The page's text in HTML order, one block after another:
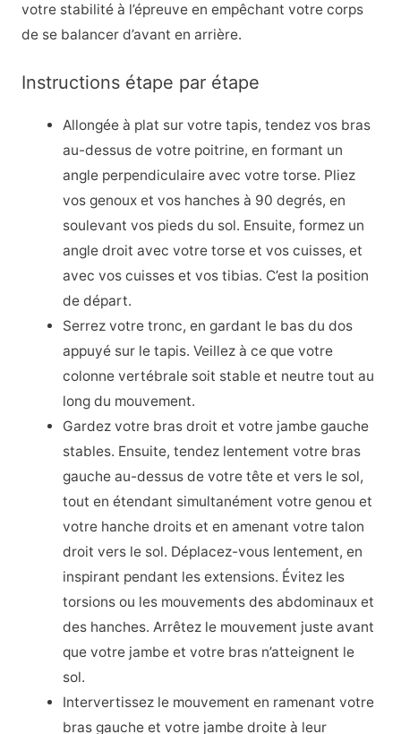
votre stabilité à l’épreuve en empêchant votre corps
de se balancer d’avant en arrière.
Instructions étape par étape
Allongée à plat sur votre tapis, tendez vos bras
au-dessus de votre poitrine, en formant un
angle perpendiculaire avec votre torse. Pliez
vos genoux et vos hanches à 90 degrés, en
soulevant vos pieds du sol. Ensuite, formez un
angle droit avec votre torse et vos cuisses, et
avec vos cuisses et vos tibias. C’est la position
de départ.
Serrez votre tronc, en gardant le bas du dos
appuyé sur le tapis. Veillez à ce que votre
colonne vertébrale soit stable et neutre tout au
long du mouvement.
Gardez votre bras droit et votre jambe gauche
stables. Ensuite, tendez lentement votre bras
gauche au-dessus de votre tête et vers le sol,
tout en étendant simultanément votre genou et
votre hanche droits et en amenant votre talon
droit vers le sol. Déplacez-vous lentement, en
inspirant pendant les extensions. Évitez les
torsions ou les mouvements des abdominaux et
des hanches. Arrêtez le mouvement juste avant
que votre jambe et votre bras n’atteignent le
sol.
Intervertissez le mouvement en ramenant votre
bras gauche et votre jambe droite à leur